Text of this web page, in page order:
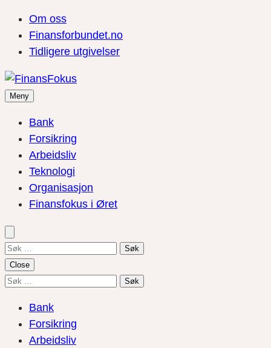
Om oss
Finansforbundet.no
Tidligere utgivelser
Meny
Bank
Forsikring
Arbeidsliv
Teknologi
Organisasjon
Finansfokus i Øret
Søk
etter:
Close
Søk
Bank
Forsikring
Arbeidsliv